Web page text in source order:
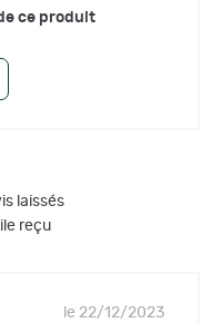
ce produit
laissés
reçu
le 22/12/2023